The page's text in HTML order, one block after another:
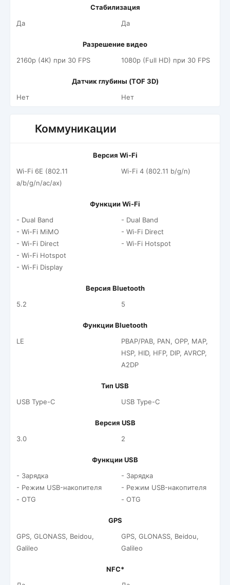
Стабилизация
Да
Да
Разрешение видео
2160p (4K) при 30 FPS
1080p (Full HD) при 30 FPS
Датчик глубины (TOF 3D)
Нет
Нет
Коммуникации
Версия Wi-Fi
Wi-Fi 6E (802.11
a/b/g/n/ac/ax)
Wi-Fi 4 (802.11 b/g/n)
Функции Wi-Fi
- Dual Band
- Wi-Fi MiMO
- Wi-Fi Direct
- Wi-Fi Hotspot
- Wi-Fi Display
- Dual Band
- Wi-Fi Direct
- Wi-Fi Hotspot
Версия Bluetooth
5.2
5
Функции Bluetooth
LE
PBAP/PAB, PAN, OPP, MAP,
HSP, HID, HFP, DIP, AVRCP,
A2DP
Тип USB
USB Type-C
USB Type-C
Версия USB
3.0
2
Функции USB
- Зарядка
- Режим USB-накопителя
- OTG
- Зарядка
- Режим USB-накопителя
- OTG
GPS
GPS, GLONASS, Beidou,
Galileo
GPS, GLONASS, Beidou,
Galileo
NFC*